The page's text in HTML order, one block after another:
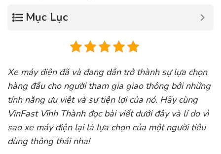
Mục Lục
Xe máy điện đã và đang dần trở thành sự lựa chọn
hàng đầu cho người tham gia giao thông bởi những
tính năng ưu việt và sự tiện lợi của nó. Hãy cùng
VinFast Vĩnh Thànhđọc bài viết dưới đây và lí do vì
sao xe máy điện lại là lựa chọn của một người tiêu
dùng thông thái nha!